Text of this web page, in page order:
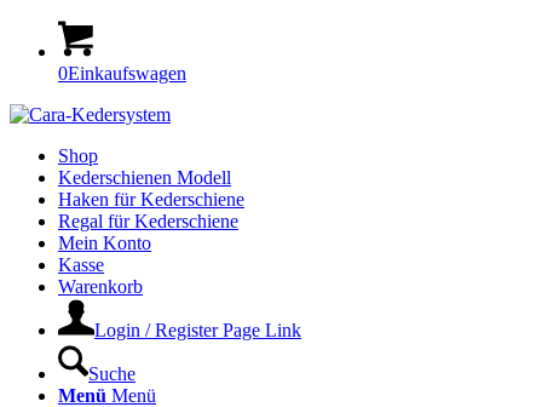
0Einkaufswagen
Shop
Kederschienen Modell
Haken für Kederschiene
Regal für Kederschiene
Mein Konto
Kasse
Warenkorb
Login / Register Page Link
Suche
Menü Menü